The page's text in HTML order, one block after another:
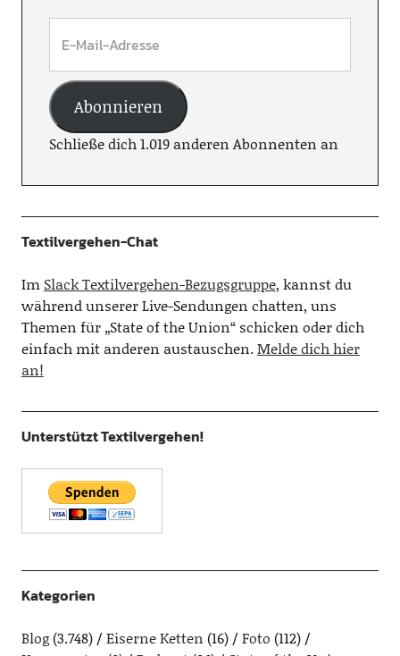
Abonnieren
Schließe dich 1.019 anderen Abonnenten an
Textilvergehen-Chat
Im Slack Textilvergehen-Bezugsgruppe, kannst du
während unserer Live-Sendungen chatten, uns
Themen für „State of the Union“ schicken oder dich
einfach mit anderen austauschen.Melde dich hier
an!
Unterstützt Textilvergehen!
Kategorien
Blog(3.748) Eiserne Ketten (16) Foto (112)